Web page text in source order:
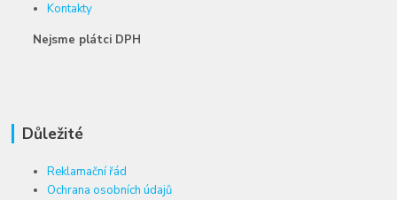
Kontakty
Nejsme plátci DPH
Důležité
Reklamační řád
Ochrana osobních údajů